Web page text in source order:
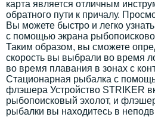
карта является отличным
обратного пути к причалу.
Вы можете быстро и легко
с помощью экрана
Таким образом, вы сможете
скорость вы выбрали во время
во время плавания в зонах с
Стационарная рыбалка с
флэшера Устройство STRIKER
рыбопоисковый эхолот, и
рыбалки вы находитесь в